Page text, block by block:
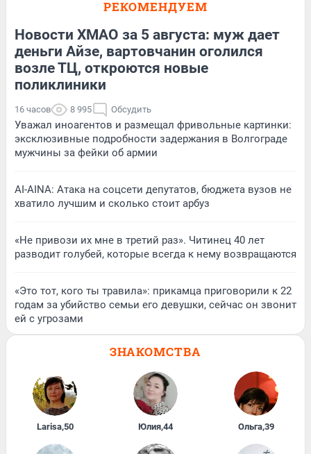
РЕКОМЕНДУЕМ
Новости ХМАО за 5 августа: муж дает
деньги Айзе, вартовчанин оголился
возле ТЦ, откроются новые
поликлиники
16 часов 8 995 Обсудить
Уважал иноагентов и размещал фривольные картинки:
эксклюзивные подробности задержания в Волгограде
мужчины за фейки об армии
AI-AINA: Атака на соцсети депутатов, бюджета вузов не
хватило лучшим и сколько стоит арбуз
«Не привози их мне в третий раз». Читинец 40 лет
разводит голубей, которые всегда к нему возвращаются
«Это тот, кого ты травила»: прикамца приговорили к 22
годам за убийство семьи его девушки, сейчас он звонит
ей с угрозами
ЗНАКОМСТВА
Larisa,50 Юлия,44 Ольга,39